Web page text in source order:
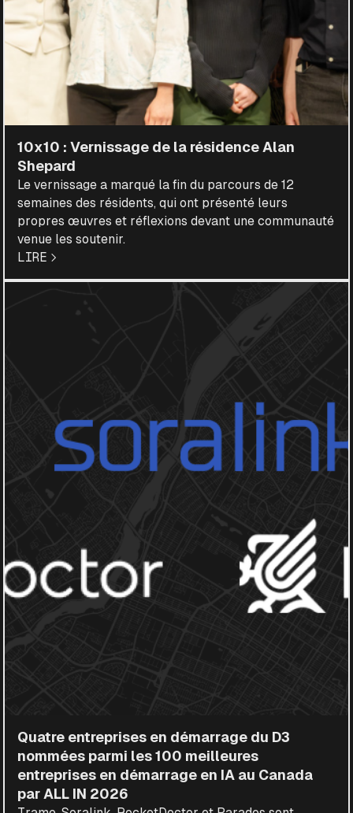
10x10 : Vernissage de la résidence Alan
Shepard
Le vernissage a marqué la fin du parcours de 12
semaines des résidents, qui ont présenté leurs
propres œuvres et réflexions devant une communauté
venue les soutenir.
LIRE
Quatre entreprises en démarrage du D3
nommées parmi les 100 meilleures
entreprises en démarrage en IA au Canada
par ALL IN 2026